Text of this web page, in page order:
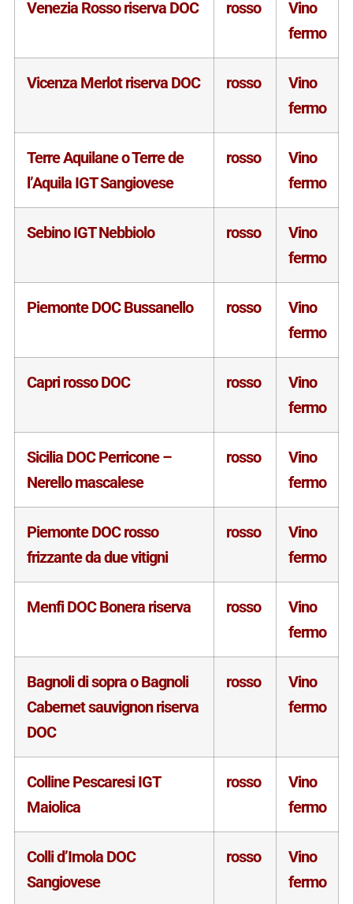
Venezia Rosso riserva DOC rosso
Vino
fermo
Vicenza Merlot riserva DOC rosso
Vino
fermo
Terre Aquilane o Terre de
l’Aquila IGT Sangiovese
rosso
Vino
fermo
Sebino IGT Nebbiolo rosso
Vino
fermo
Piemonte DOC Bussanello rosso
Vino
fermo
Capri rosso DOC rosso
Vino
fermo
Sicilia DOC Perricone –
Nerello mascalese
rosso
Vino
fermo
Piemonte DOC rosso
frizzante da due vitigni
rosso
Vino
fermo
Menfi DOC Bonera riserva rosso
Vino
fermo
Bagnoli di sopra o Bagnoli
Cabernet sauvignon riserva
DOC
rosso
Vino
fermo
Colline Pescaresi IGT
Maiolica
rosso
Vino
fermo
Colli d’Imola DOC
Sangiovese
rosso
Vino
fermo